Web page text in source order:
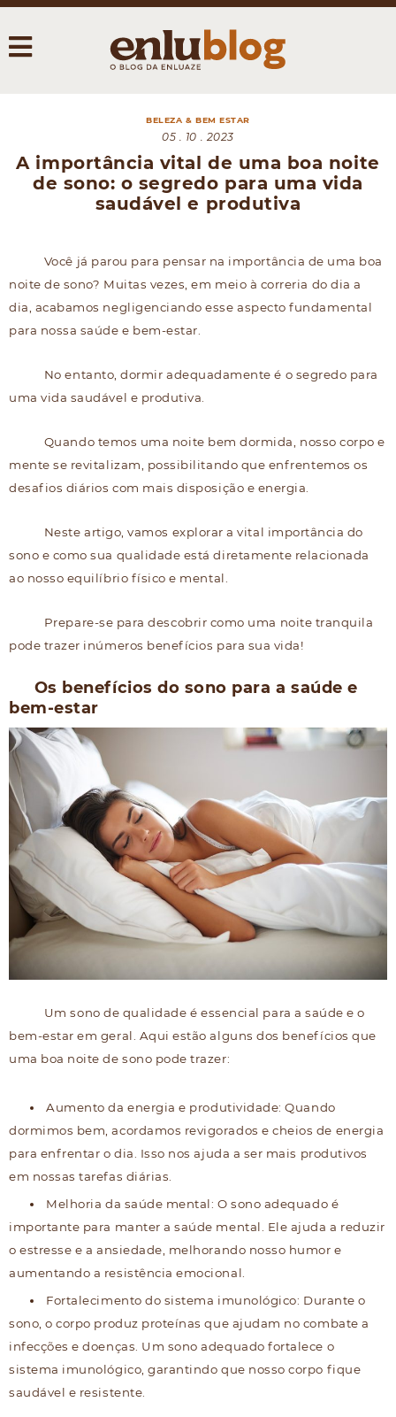
BELEZA & BEM ESTAR
05 . 10 . 2023
A importância vital de uma boa noite
de sono: o segredo para uma vida
saudável e produtiva
Você já parou para pensar na importância de uma boa
noite de sono? Muitas vezes, em meio à correria do dia a
dia, acabamos negligenciando esse aspecto fundamental
para nossa saúde e bem-estar.
No entanto, dormir adequadamente é o segredo para
uma vida saudável e produtiva.
Quando temos uma noite bem dormida, nosso corpo e
mente se revitalizam, possibilitando que enfrentemos os
desafios diários com mais disposição e energia.
Neste artigo, vamos explorar a vital importância do
sono e como sua qualidade está diretamente relacionada
ao nosso equilíbrio físico e mental.
Prepare-se para descobrir como uma noite tranquila
pode trazer inúmeros benefícios para sua vida!
Os benefícios do sono para a saúde e
bem-estar
Um sono de qualidade é essencial para a saúde e o
bem-estar em geral. Aqui estão alguns dos benefícios que
uma boa noite de sono pode trazer:
Aumento da energia e produtividade: Quando
dormimos bem, acordamos revigorados e cheios de energia
para enfrentar o dia. Isso nos ajuda a ser mais produtivos
em nossas tarefas diárias.
Melhoria da saúde mental: O sono adequado é
importante para manter a saúde mental. Ele ajuda a reduzir
o estresse e a ansiedade, melhorando nosso humor e
aumentando a resistência emocional.
Fortalecimento do sistema imunológico: Durante o
sono, o corpo produz proteínas que ajudam no combate a
infecções e doenças. Um sono adequado fortalece o
sistema imunológico, garantindo que nosso corpo fique
saudável e resistente.